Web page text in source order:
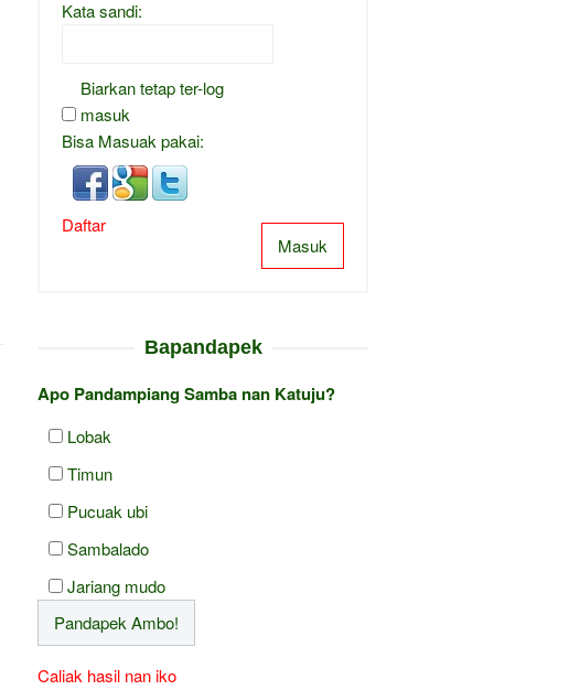
Kata sandi:
Biarkan tetap ter-log
masuk
Bisa Masuak pakai:
Masuk
Daftar
Bapandapek
Apo Pandampiang Samba nan Katuju?
Lobak
Timun
Pucuak ubi
Sambalado
Jariang mudo
Caliak hasil nan iko